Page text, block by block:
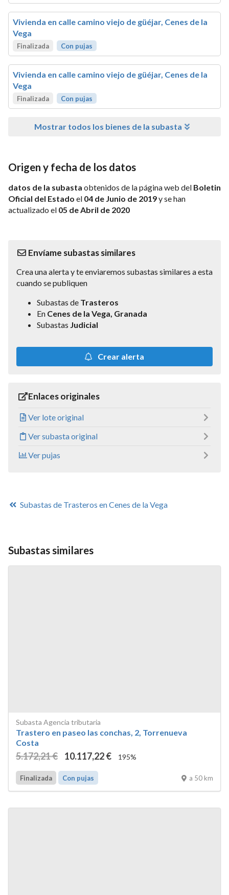
Vivienda en calle camino viejo de güéjar, Cenes de la
Vega
Finalizada Con pujas
Vivienda en calle camino viejo de güéjar, Cenes de la
Vega
Finalizada Con pujas
Mostrar todos los bienes de la subasta
Origen y fecha de los datos
datos de la subasta obtenidos de la página web del Boletin
Oficial del Estado el 04 de Junio de 2019y se han
actualizado el 05 de Abril de 2020
Envíame subastas similares
Crea una alerta y te enviaremos subastas similares a esta
cuando se publiquen
Subastas de Trasteros
En Cenes de la Vega, Granada
Subastas Judicial
Crear alerta
Enlaces originales
Ver lote original
Ver subasta original
Ver pujas
Subastas de Trasteros en Cenes de la Vega
Subastas similares
Subasta Agencia tributaria
Trastero en paseo las conchas, 2, Torrenueva
Costa
5.172,21€ 10.117,22€ 195%
Finalizada Con pujas a 50 km